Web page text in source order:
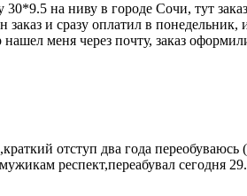
на ниву в городе Сочи, тут
и сразу оплатил в
меня через почту, заказ
отступ два года
респект,переабувал сегодня